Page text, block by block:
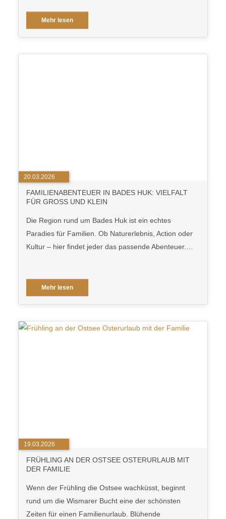
Mehr lesen
20.03.2026
FAMILIENABENTEUER IN BADES HUK: VIELFALT
FÜR GROSS UND KLEIN
Die Region rund um Bades Huk ist ein echtes
Paradies für Familien. Ob Naturerlebnis, Action oder
Kultur – hier findet jeder das passende Abenteuer.…
Mehr lesen
19.03.2026
FRÜHLING AN DER OSTSEE OSTERURLAUB MIT
DER FAMILIE
Wenn der Frühling die Ostsee wachküsst, beginnt
rund um die Wismarer Bucht eine der schönsten
Zeiten für einen Familienurlaub. Blühende